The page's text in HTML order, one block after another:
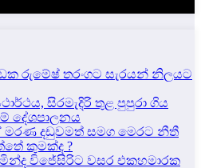
රුමේෂ් තරංගට සැරයන් නිලයට
සිරමැදිරි තුළ පුපුරා ගිය
දේශපාලනය
මරණ දඩුවමත් සමග මෙරට නීතී
කුමක්ද ?
විජේසිරිට වසර එකහමාරක